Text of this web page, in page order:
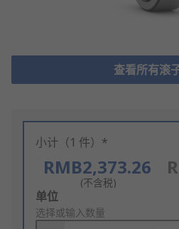
查看所有滚
小计（1 件）*
RMB2,373.26
(不含税)
Add
to
单位
选择或输入数量